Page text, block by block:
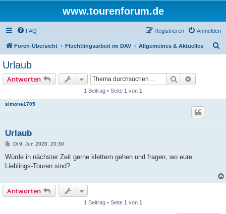
www.tourenforum.de
FAQ Anmelden
Registrieren
Foren-Übersicht Flüchtlingsarbeit im DAV Allgemeines & Aktuelles
Urlaub
Antworten Suche
1 Beitrag • Seite 1 von 1
simone1705
Urlaub
B
i
r
Di 9. Jun 2020, 20:30
Würde in nächster Zeit gerne klettern gehen und fragen, wo eure
Lieblings-Touren sind?
Antworten
1 Beitrag • Seite 1 von 1